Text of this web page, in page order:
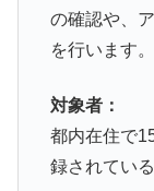
の確認や、
を行います。
対象者：
都内在住で
録されてい